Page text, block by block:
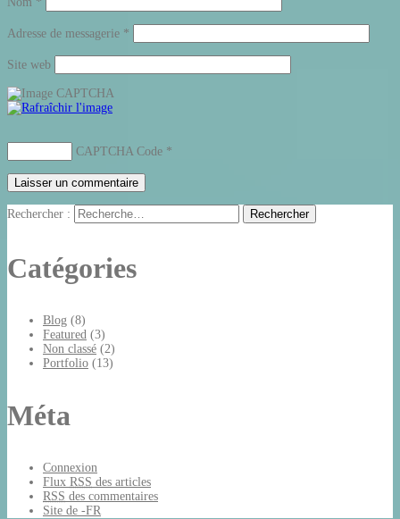
Adresse de messagerie *
Site web
CAPTCHA Code *
Rechercher :
Catégories
Blog (8)
Featured (3)
Non classé (2)
Portfolio (13)
Méta
Connexion
Flux RSS des articles
RSS des commentaires
Site de -FR